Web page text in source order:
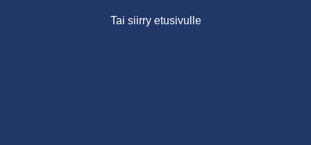
Tai siirry etusivulle